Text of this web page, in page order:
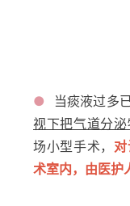
● 当痰液过多
视下把气道分泌
场小型手术，
术室内，由医护